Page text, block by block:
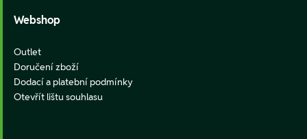
Webshop
Outlet
Doručení zboží
Dodací a platební podmínky
Otevřít lištu souhlasu